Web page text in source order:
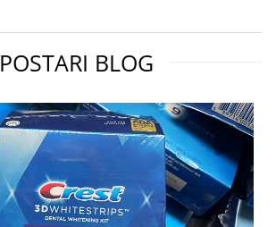
POSTARI BLOG